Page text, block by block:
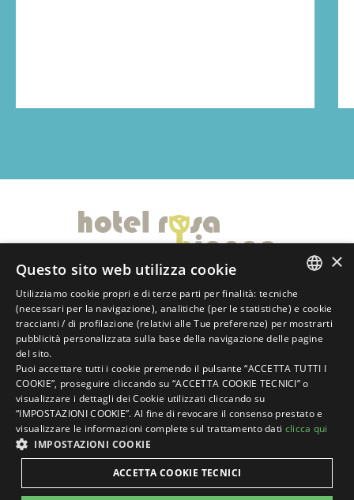
PERCHÉ PRENOTARE
SUL NOSTRO SITO
conviene?
(RN), IT
info@hotelrosabiancarimini.com
+39 0541 390666
+39 351 9141833
SCOPRI DOVE SIAMO
ITALIAN
ENGLISH
FRENCH
RUSSIAN
×
Questo sito web utilizza cookie
Utilizziamo cookie propri e di terze parti per finalità: tecniche
(necessari per la navigazione), analitiche (per le statistiche) e cookie
traccianti / di profilazione (relativi alle Tue preferenze) per mostrarti
pubblicità personalizzata sulla base della navigazione delle pagine
del sito.
Puoi accettare tutti i cookie premendo il pulsante “ACCETTA TUTTI I
COOKIE”, proseguire cliccando su “ACCETTA COOKIE TECNICI” o
visualizzare i dettagli dei Cookie utilizzati cliccando su
“IMPOSTAZIONI COOKIE”. Al fine di revocare il consenso prestato e
visualizzare le informazioni complete sul trattamento dati clicca qui
IMPOSTAZIONI COOKIE
ACCETTA COOKIE TECNICI